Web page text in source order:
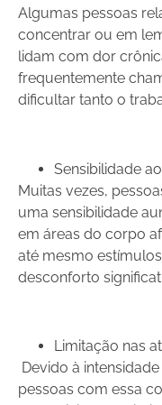
Algumas pessoas
concentrar ou em
lidam com dor
frequentemente
dificultar tanto o
Sensibilidade
Muitas vezes,
uma sensibilidade
em áreas do corpo
até mesmo
desconforto
Limitação nas
Devido à
pessoas com essa